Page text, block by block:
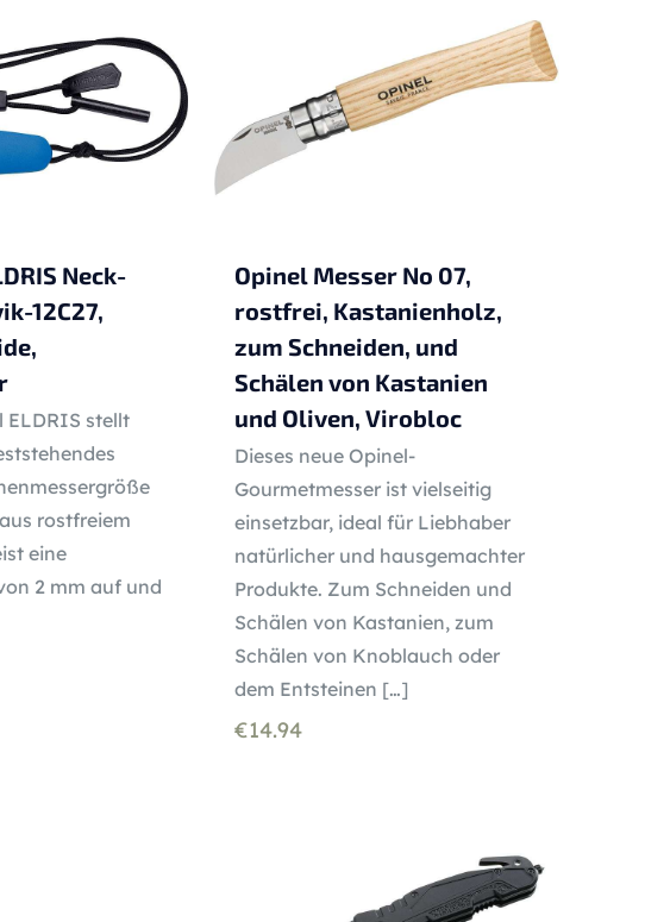
Neck-
12C27,
ELDRIS stellt
rostfreiem
eine
2 mm auf und
Opinel Messer No 07,
rostfrei, Kastanienholz,
zum Schneiden, und
Schälen von Kastanien
und Oliven, Virobloc
Dieses neue Opinel-
Gourmetmesser ist vielseitig
einsetzbar, ideal für Liebhaber
natürlicher und hausgemachter
Produkte. Zum Schneiden und
Schälen von Kastanien, zum
Schälen von Knoblauch oder
dem Entsteinen […]
€14.94